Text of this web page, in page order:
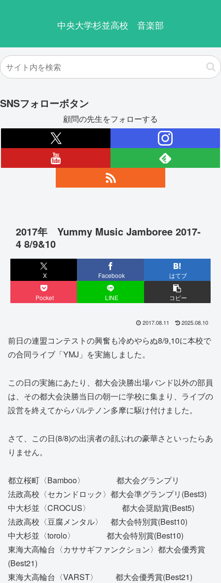
中央大学杉並高校 音楽部
SNSフォローボタン
顧問の先生をフォローする
2017年 Yummy Music Jamboree 2017-
4 8/9&10
X Facebook はてブ
Pocket LINE コピー
2017.08.11 2025.08.10
前日の連盟コンテストの興奮も冷めやらぬ8/9,10に本校で
の合同ライブ「YMJ」を実施しました。
この日の実施にあたり、都大会決勝出場バンド以外の部員
は、その都大会決勝当日の朝一に学校に集まり、ライブの
設営を終えてからパルテノン多摩に駆け付けました。
さて、この日(8/8)の出演者の顔ぶれの豪華さといったらあ
りません。
都立桜町〈Bamboo〉 都大会グランプリ
法政高校〈セカンドロック〉都大会準グランプリ(Best3)
中大杉並〈CROCUS〉 都大会奨励賞(Best5)
法政高校〈豆腐メンタル〉 都大会特別賞(Best10)
中大杉並〈torolo〉 都大会特別賞(Best10)
東海大高輪台〈カササギファンクション〉都大会優秀賞
(Best21)
東海大高輪台〈VARST〉 都大会優秀賞(Best21)